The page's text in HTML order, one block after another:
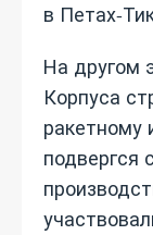
в Петах-
На другом
Корпуса
ракетному
подвергся